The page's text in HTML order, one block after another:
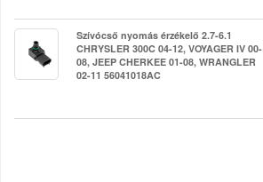
Szívócső nyomás érzékelő 2.7-6.1
CHRYSLER 300C 04-12, VOYAGER IV 00-
08, JEEP CHERKEE 01-08, WRANGLER
02-11 56041018AC